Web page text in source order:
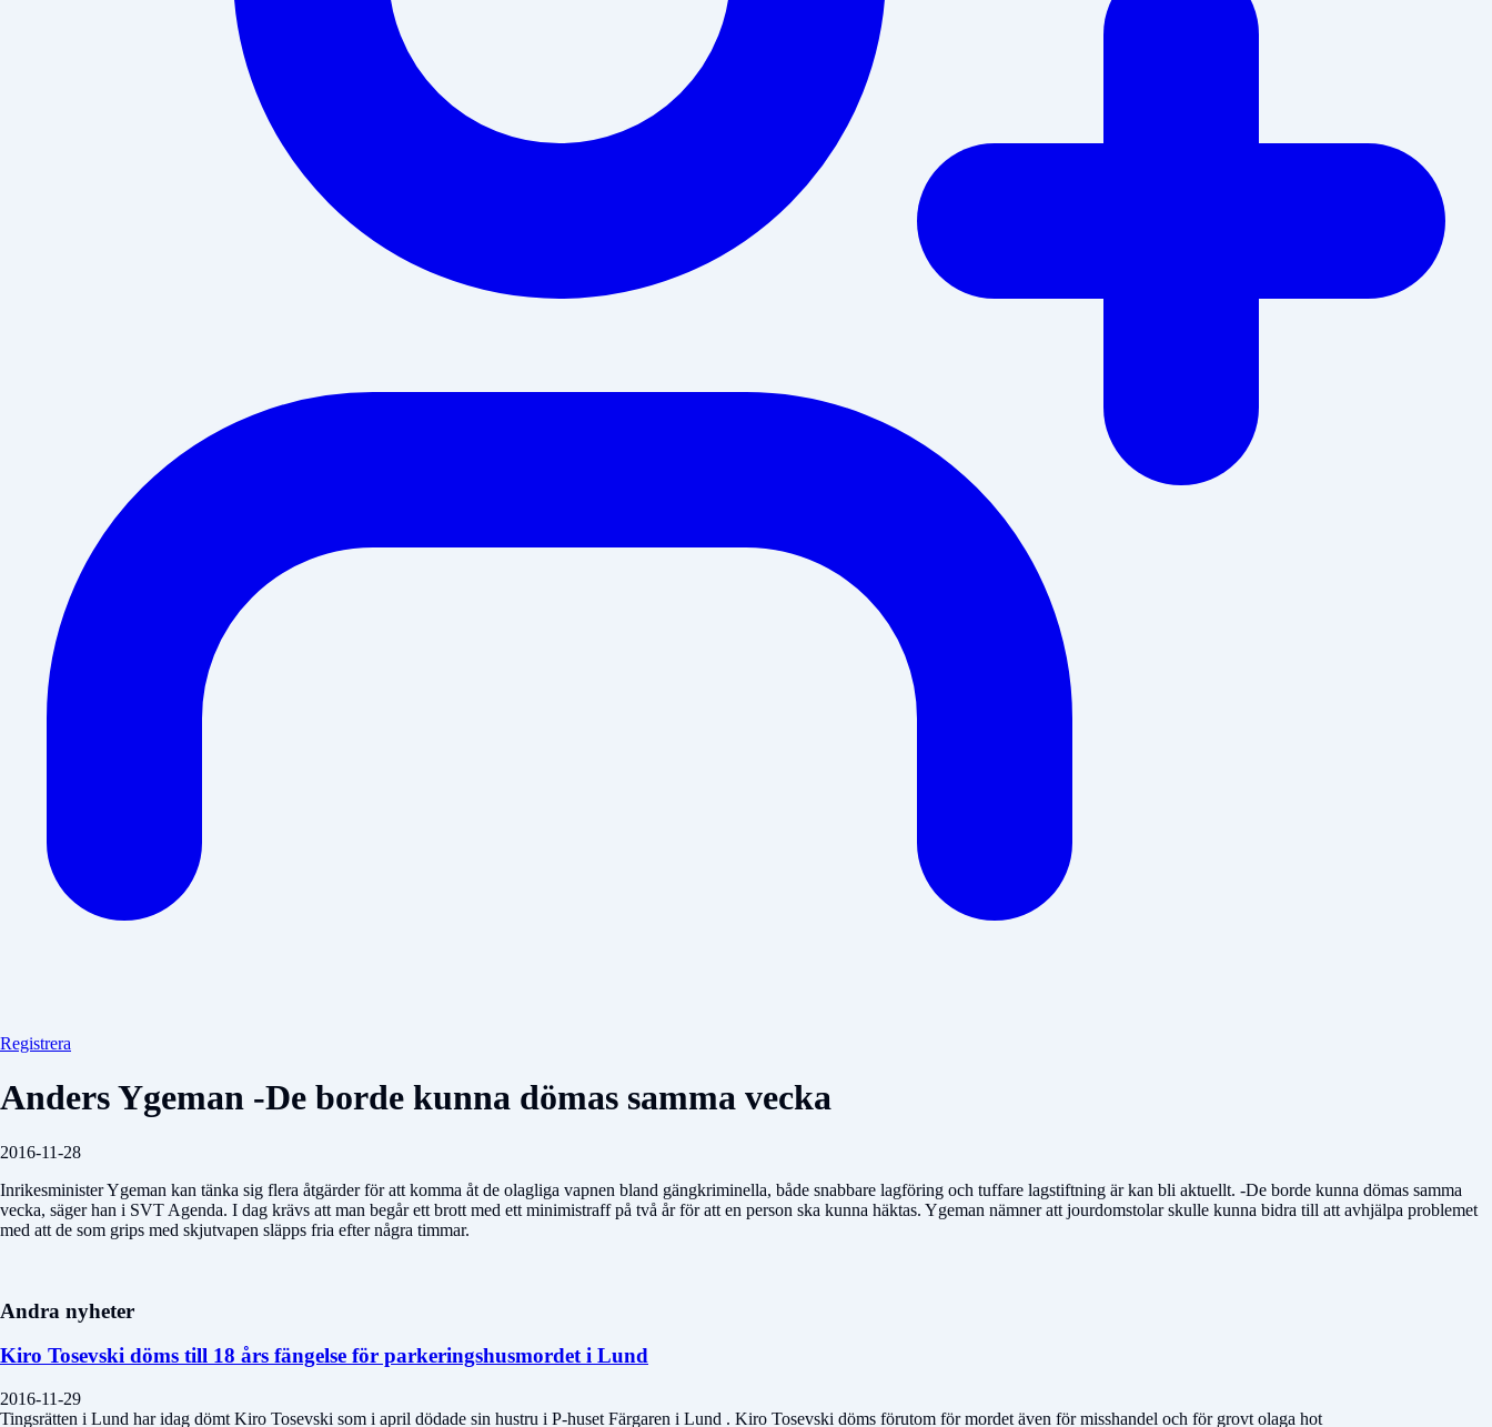
Registrera
Anders Ygeman -De borde kunna dömas samma vecka
2016-11-28
Inrikesminister Ygeman kan tänka sig flera åtgärder för att komma åt de olagliga vapnen bland gängkriminella, både snabbare lagföring och tuffare lagstiftning är kan bli aktuellt. -De borde kunna dömas samma
vecka, säger han i SVT Agenda. I dag krävs att man begår ett brott med ett minimistraff på två år för att en person ska kunna häktas. Ygeman nämner att jourdomstolar skulle kunna bidra till att avhjälpa problemet
med att de som grips med skjutvapen släpps fria efter några timmar.
Andra nyheter
Kiro Tosevski döms till 18 års fängelse för parkeringshusmordet i Lund
2016-11-29
Tingsrätten i Lund har idag dömt Kiro Tosevski som i april dödade sin hustru i P-huset Färgaren i Lund . Kiro Tosevski döms förutom för mordet även för misshandel och för grovt olaga hot